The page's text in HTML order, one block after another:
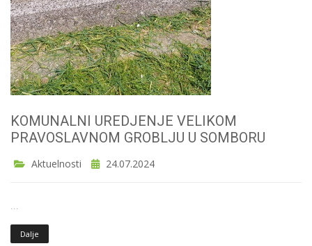
KOMUNALNI UREDJENJE VELIKOM
PRAVOSLAVNOM GROBLJU U SOMBORU
Aktuelnosti 24.07.2024
...
Dalje